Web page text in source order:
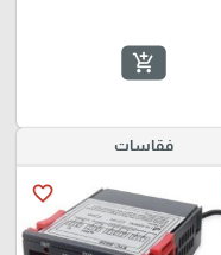
add_shopping_cart
فقاسات
favorite_border